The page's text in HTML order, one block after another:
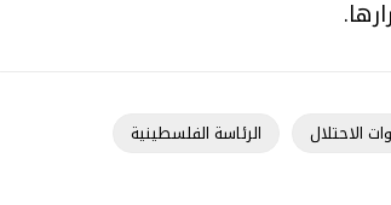
الاحتلال
الرئاسة الفلسطينية